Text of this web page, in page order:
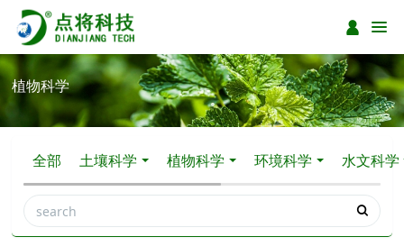
植物科学
全部 土壤科学 植物科学 环境科学 水文科学